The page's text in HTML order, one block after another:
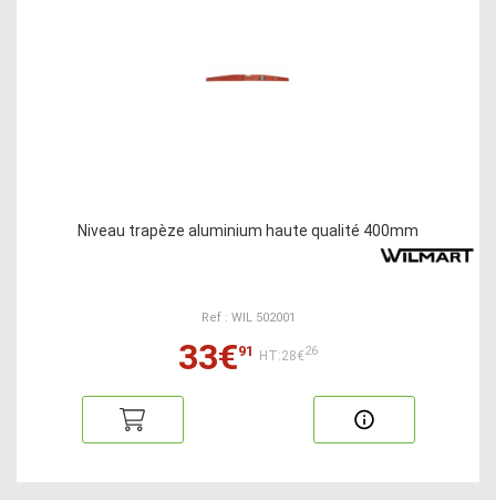
Niveau trapèze aluminium haute qualité 400mm
Ref : WIL 502001
33€91 HT:28€26